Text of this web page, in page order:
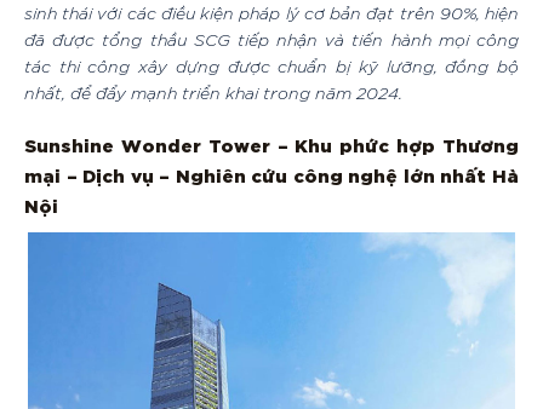
sinh thái với các điều kiện pháp lý cơ bản đạt trên 90%, hiện
đã được tổng thầu SCG tiếp nhận và tiến hành mọi công
tác thi công xây dựng được chuẩn bị kỹ lưỡng, đồng bộ
nhất, để đẩy mạnh triển khai trong năm 2024.
Sunshine Wonder Tower – Khu phức hợp Thương
mại – Dịch vụ – Nghiên cứu công nghệ lớn nhất Hà
Nội